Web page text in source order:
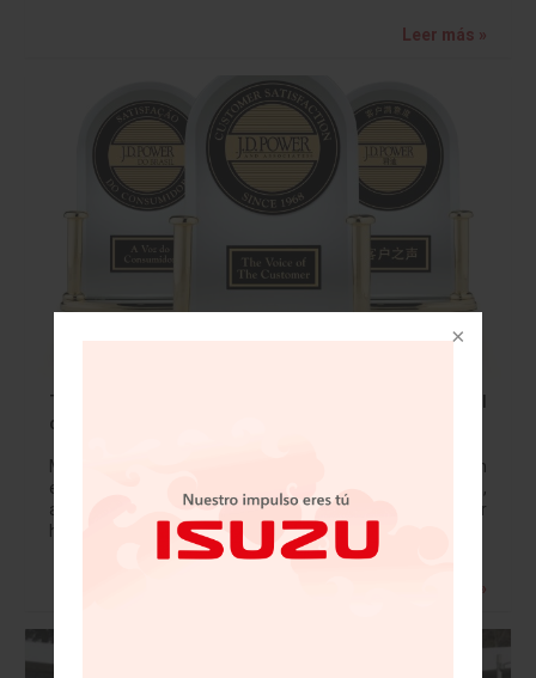
Leer más »
Toyota de México, primer lugar en satisfacción al
cliente
Mientras que a nivel mundial se espera una recuperación
en 2023 de la industria automotriz, a niveles de 2019,
antes de la pandemia de covid-19, México deberá esperar
hasta el…
Leer más »